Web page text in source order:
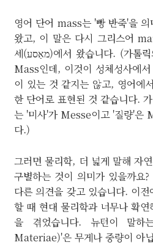
영어 단어 mass는 '빵 반죽'을
왔고, 이 말은 다시 그리스어
세(מאַסע)에서 왔습니다. (가톨릭의 '미사 missa'가 영어로
Mass인데, 이것이 성체성사에
이 있는 것 같지는 않고, 영어에
한 단어로 표현된 것 같습니다.
는 '미사'가 Messe이고 '질량'은
다.)
그러면 물리학, 더 넓게 말해 자
구별하는 것이 의미가 있을까요
다른 의견을 갖고 있습니다. 이
할 때 현대 물리학과 너무나 확
을 겪었습니다. 뉴턴이 말하
Materiae)'은 무게나 중량이 아